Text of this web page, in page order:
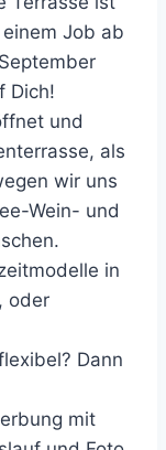
Job ab
Dich!
und
als
wir uns
Wein- und
in
oder
Dann
mit